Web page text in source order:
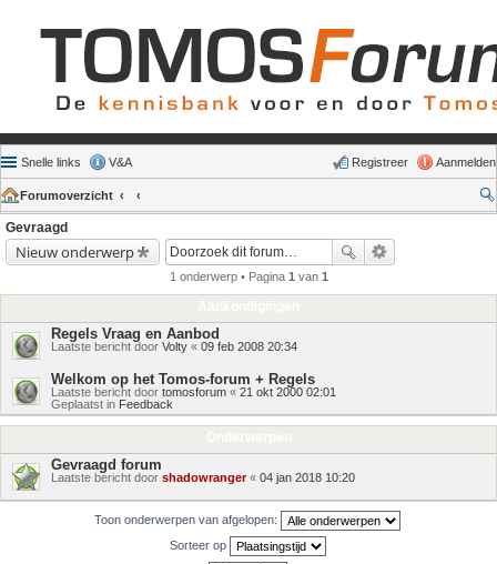
Snelle links V&A Aanmelden
Registreer
Forumoverzicht
Gevraagd
Nieuw onderwerp
1 onderwerp • Pagina 1 van 1
Regels Vraag en Aanbod
Laatste bericht door Volty « 09 feb 2008 20:34
Welkom op het Tomos-forum + Regels
Laatste bericht door tomosforum « 21 okt 2000 02:01
Geplaatst in Feedback
Gevraagd forum
Laatste bericht door shadowranger« 04 jan 2018 10:20
Toon onderwerpen van afgelopen:
Sorteer op